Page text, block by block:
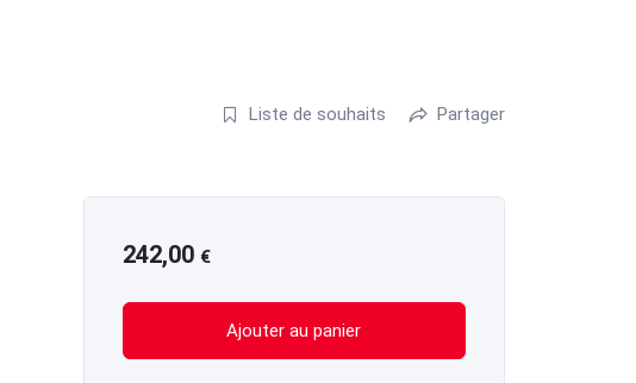
Liste de souhaits Partager
242,00 €
Ajouter au panier